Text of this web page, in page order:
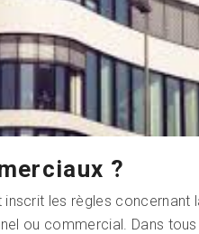
?
les règles
ou commercial. Dans